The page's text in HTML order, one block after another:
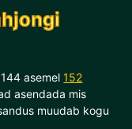
asemel152
asendada mis
muudab kogu